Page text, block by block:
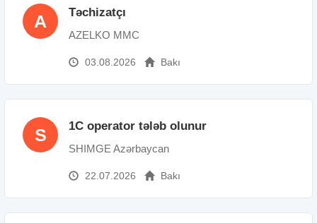
A Təchizatçı
AZELKO MMC
03.08.2026 Bakı
S 1C operator tələb olunur
SHIMGE Azərbaycan
22.07.2026 Bakı